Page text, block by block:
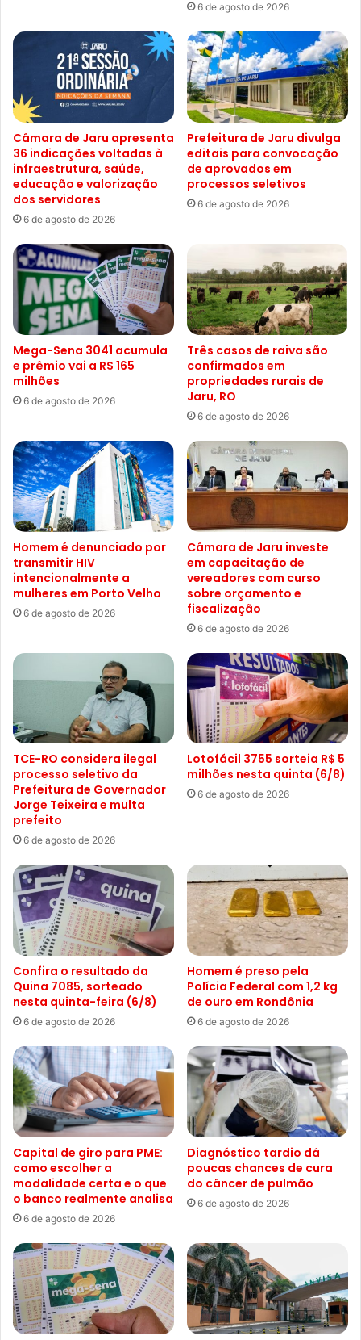
6 de agosto de 2026
Câmara de Jaru apresenta
36 indicações voltadas à
infraestrutura, saúde,
educação e valorização
dos servidores
6 de agosto de 2026
Prefeitura de Jaru divulga
editais para convocação
de aprovados em
processos seletivos
6 de agosto de 2026
Mega-Sena 3041 acumula
e prêmio vai a R$ 165
milhões
6 de agosto de 2026
Três casos de raiva são
confirmados em
propriedades rurais de
Jaru, RO
6 de agosto de 2026
Homem é denunciado por
transmitir HIV
intencionalmente a
mulheres em Porto Velho
6 de agosto de 2026
Câmara de Jaru investe
em capacitação de
vereadores com curso
sobre orçamento e
fiscalização
6 de agosto de 2026
TCE-RO considera ilegal
processo seletivo da
Prefeitura de Governador
Jorge Teixeira e multa
prefeito
6 de agosto de 2026
Lotofácil 3755 sorteia R$ 5
milhões nesta quinta (6/8)
6 de agosto de 2026
Confira o resultado da
Quina 7085, sorteado
nesta quinta-feira (6/8)
6 de agosto de 2026
Homem é preso pela
Polícia Federal com 1,2 kg
de ouro em Rondônia
6 de agosto de 2026
Capital de giro para PME:
como escolher a
modalidade certa e o que
o banco realmente analisa
6 de agosto de 2026
Diagnóstico tardio dá
poucas chances de cura
do câncer de pulmão
6 de agosto de 2026